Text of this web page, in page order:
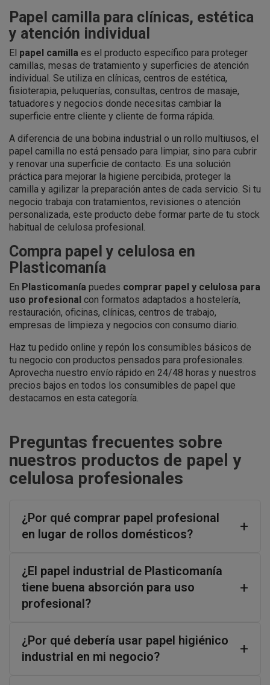
Papel camilla para clínicas, estética
y atención individual
El papel camilla es el producto específico para proteger
camillas, mesas de tratamiento y superficies de atención
individual. Se utiliza en clínicas, centros de estética,
fisioterapia, peluquerías, consultas, centros de masaje,
tatuadores y negocios donde necesitas cambiar la
superficie entre cliente y cliente de forma rápida.
A diferencia de una bobina industrial o un rollo multiusos, el
papel camilla no está pensado para limpiar, sino para cubrir
y renovar una superficie de contacto. Es una solución
práctica para mejorar la higiene percibida, proteger la
camilla y agilizar la preparación antes de cada servicio. Si tu
negocio trabaja con tratamientos, revisiones o atención
personalizada, este producto debe formar parte de tu stock
habitual de celulosa profesional.
Compra papel y celulosa en
Plasticomanía
En Plasticomanía puedes comprar papel y celulosa para
uso profesional con formatos adaptados a hostelería,
restauración, oficinas, clínicas, centros de trabajo,
empresas de limpieza y negocios con consumo diario.
Haz tu pedido online y repón los consumibles básicos de
tu negocio con productos pensados para profesionales.
Aprovecha nuestro envío rápido en 24/48 horas y nuestros
precios bajos en todos los consumibles de papel que
destacamos en esta categoría.
Preguntas frecuentes sobre
nuestros productos de papel y
celulosa profesionales
¿Por qué comprar papel profesional
en lugar de rollos domésticos?
¿El papel industrial de Plasticomanía
tiene buena absorción para uso
profesional?
¿Por qué debería usar papel higiénico
industrial en mi negocio?